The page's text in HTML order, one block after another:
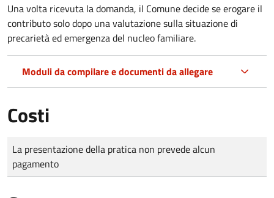
Una volta ricevuta la domanda, il Comune decide se erogare il
contributo solo dopo una valutazione sulla situazione di
precarietà ed emergenza del nucleo familiare.
Moduli da compilare e documenti da allegare
Costi
Tipo di pagamento
Importo
La presentazione della pratica non prevede alcun
pagamento